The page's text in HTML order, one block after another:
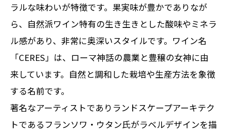
ラルな味わいが特徴です。果実味が豊かでありなが
ら、自然派ワイン特有の生き生きとした酸味やミネラ
ル感があり、非常に奥深いスタイルです。ワイン名
「CERES」は、ローマ神話の農業と豊穣の女神に由
来しています。自然と調和した栽培や生産方法を象徴
する名前です。
著名なアーティストでありランドスケープアーキテク
トであるフランソワ・ウタン氏がラベルデザインを描